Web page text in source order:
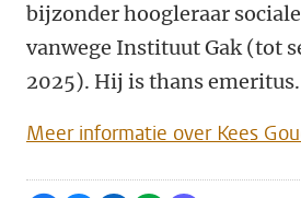
bijzonder hoogleraar
vanwege Instituut Gak (tot
2025). Hij is thans emeritus.
Meer informatie over Kees